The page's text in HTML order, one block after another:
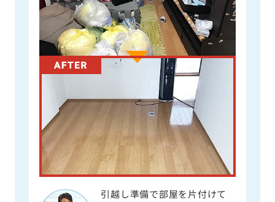
引越し準備で部屋を片付けて